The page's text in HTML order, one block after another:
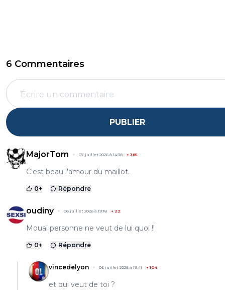
6 Commentaires
PUBLIER
MajorTom 07 juillet 2026 à 14:38 + 385
C'est beau l'amour du maillot.
0+ Répondre
oudiny 06 juillet 2026 à 19:18 + 22
Mouai personne ne veut de lui quoi !!
0+ Répondre
vincedelyon 06 juillet 2026 à 19:41 +104
et qui veut de toi ?